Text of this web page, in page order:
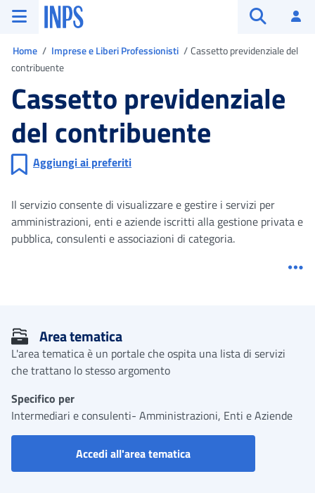
Vai al menu principale
Vai al contenuto principale
Vai al pie' di pagina
INPS ()
Home Imprese e Liberi Professionisti
Cassetto previdenziale del
contribuente
Cassetto previdenziale
del contribuente
Aggiungi ai preferiti
Il servizio consente di visualizzare e gestire i servizi per
amministrazioni, enti e aziende iscritti alla gestione privata e
pubblica, consulenti e associazioni di categoria.
Area tematica
L'area tematica è un portale che ospita una lista di servizi
che trattano lo stesso argomento
Specifico per
Intermediari e consulenti- Amministrazioni, Enti e Aziende
Accedi all'area tematicaPortale aziende,